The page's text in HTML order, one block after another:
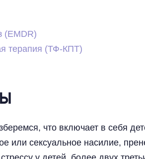
(EMDR)
терапия (ТФ-КПТ)
что включает в себя
или сексуальное насилие,